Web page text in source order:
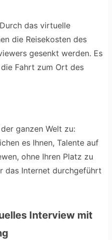
das virtuelle
die Reisekosten des
gesenkt werden. Es
Fahrt zum Ort des
ganzen Welt zu:
es Ihnen, Talente auf
ohne Ihren Platz zu
das Internet durchgeführt
Interview mit